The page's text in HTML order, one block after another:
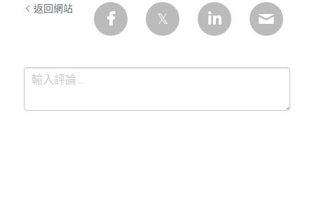
返回網站